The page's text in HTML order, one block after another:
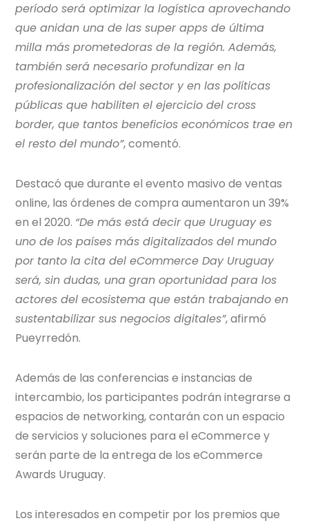
período será optimizar la logística aprovechando
que anidan una de las super apps de última
milla más prometedoras de la región. Además,
también será necesario profundizar en la
profesionalización del sector y en las políticas
públicas que habiliten el ejercicio del cross
border, que tantos beneficios económicos trae en
el resto del mundo”, comentó.
Destacó que durante el evento masivo de ventas
online, las órdenes de compra aumentaron un 39%
en el 2020. “De más está decir que Uruguay es
uno de los países más digitalizados del mundo
por tanto la cita del eCommerce Day Uruguay
será, sin dudas, una gran oportunidad para los
actores del ecosistema que están trabajando en
sustentabilizar sus negocios digitales”, afirmó
Pueyrredón.
Además de las conferencias e instancias de
intercambio, los participantes podrán integrarse a
espacios de networking, contarán con un espacio
de servicios y soluciones para el eCommerce y
serán parte de la entrega de los eCommerce
Awards Uruguay.
Los interesados en competir por los premios que